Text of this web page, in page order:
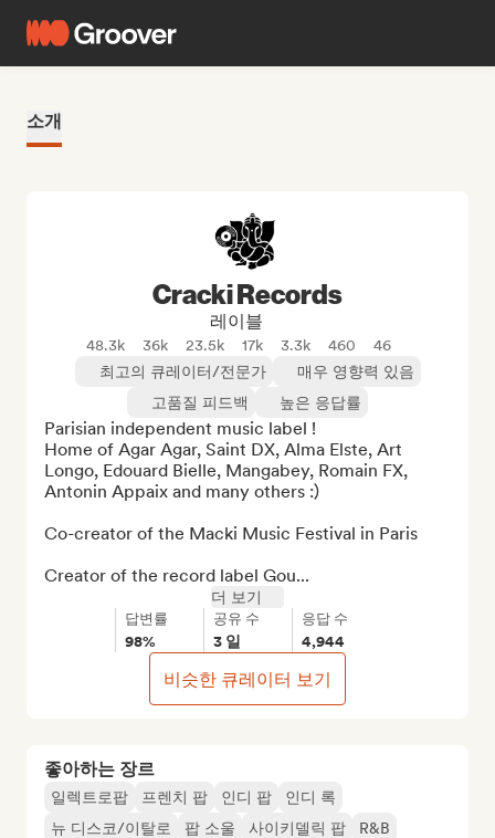
소개
좋아하는 장르
일렉트로팝 프렌치 팝 인디 팝
인디 록
뉴 디스코/이탈로
팝 소울 사이키델릭 팝
R&B
Cracki Records
레이블
48.3k 36k 23.5k 17k 3.3k 460
46
최고의 큐레이터/전문가
매우 영향력 있음
고품질 피드백
높은 응답률
Parisian independent music label !
Home of Agar Agar, Saint DX, Alma Elste, Art
Longo, Edouard Bielle, Mangabey, Romain FX,
Antonin Appaix and many others :)
Co-creator of the Macki Music Festival in Paris
Creator of the record label Gou...
더 보기
답변률
98%
공유 수
3 일
응답 수
4,944
비슷한 큐레이터 보기